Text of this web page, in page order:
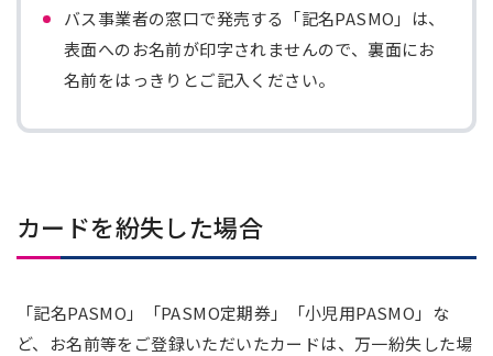
バス事業者の窓口で発売する「記名PASMO」は、
表面へのお名前が印字されませんので、裏面にお
名前をはっきりとご記入ください。
カードを紛失した場合
「記名PASMO」「PASMO定期券」「小児用PASMO」な
ど、お名前等をご登録いただいたカードは、万一紛失した場